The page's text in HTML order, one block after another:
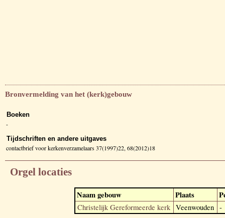
Bronvermelding van het (kerk)gebouw
Boeken
-
Tijdschriften en andere uitgaves
contactbrief voor kerkenverzamelaars 37(1997)22, 68(2012)18
Orgel locaties
Naam gebouw Plaats
Christelijk Gereformeerde kerk Veenwouden -